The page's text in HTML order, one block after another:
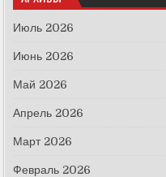
Июль 2026
Июнь 2026
Май 2026
Апрель 2026
Март 2026
Февраль 2026